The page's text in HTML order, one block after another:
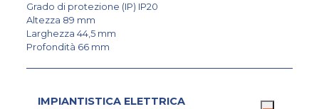
Grado di protezione (IP) IP20
Altezza 89 mm
Larghezza 44,5 mm
Profondità 66 mm
IMPIANTISTICA ELETTRICA